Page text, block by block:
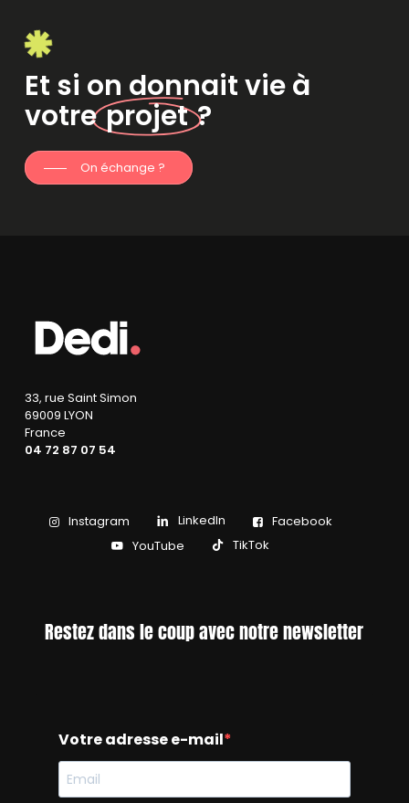
Et si on donnait vie à
votreprojet?
On échange ?
33, rue Saint Simon
69009 LYON
France
04 72 87 07 54
Instagram LinkedIn
Facebook
YouTube
TikTok
Restez dans le coup avec notre newsletter
Votre adresse e-mail